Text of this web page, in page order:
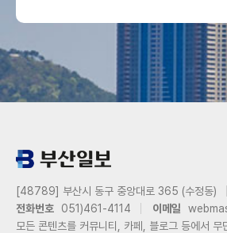
[48789] 부산시 동구 중앙대로 365 (수정동)
전화번호
051)461-4114 이메일
모든 콘텐츠를 커뮤니티, 카페, 블로그 등에서 무